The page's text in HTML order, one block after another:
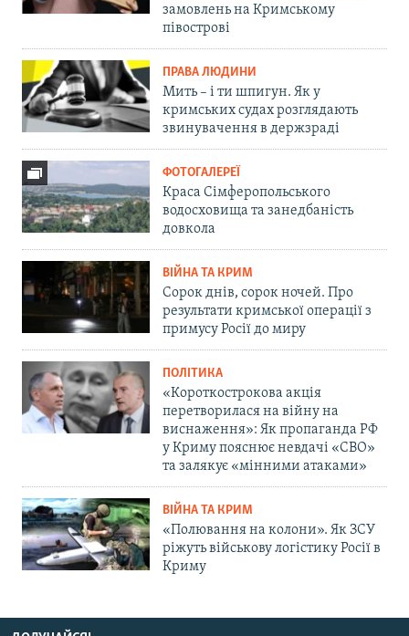
замовлень на Кримському
півострові
ПРАВА ЛЮДИНИ
Мить – і ти шпигун. Як у
кримських судах розглядають
звинувачення в держзраді
ФОТОГАЛЕРЕЇ
Краса Сімферопольського
водосховища та занедбаність
довкола
ВІЙНА ТА КРИМ
Сорок днів, сорок ночей. Про
результати кримської операції з
примусу Росії до миру
ПОЛІТИКА
«Короткострокова акція
перетворилася на війну на
виснаження»: Як пропаганда РФ
у Криму пояснює невдачі «СВО»
та залякує «мінними атаками»
ВІЙНА ТА КРИМ
«Полювання на колони». Як ЗСУ
ріжуть військову логістику Росії в
Криму